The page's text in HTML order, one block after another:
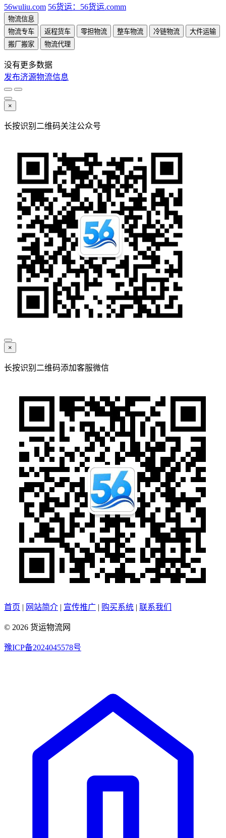
56wuliu.com 56货运：56货运.comm
物流信息
物流专车
返程货车 零担物流 整车物流 冷链物流
大件运输
搬厂搬家
物流代理
没有更多数据
发布济源物流信息
×
长按识别二维码关注公众号
×
长按识别二维码添加客服微信
首页 | 网站简介 | 宣传推广 | 购买系统 | 联系我们
© 2026 货运物流网
豫ICP备2024045578号